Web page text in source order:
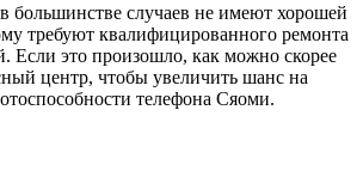
большинстве случаев не имеют хорошей
требуют квалифицированного ремонта
Если это произошло, как можно скорее
центр, чтобы увеличить шанс на
телефона Сяоми.